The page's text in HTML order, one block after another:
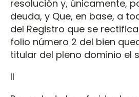
resolución y, únicamente,
deuda, y Que, en base, a
del Registro que se
folio número 2 del bien
titular del pleno dominio el
II